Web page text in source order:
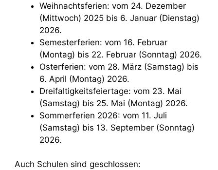
Weihnachtsferien: vom 24. Dezember
(Mittwoch) 2025 bis 6. Januar (Dienstag)
2026.
Semesterferien: vom 16. Februar
(Montag) bis 22. Februar (Sonntag) 2026.
Osterferien: vom 28. März (Samstag) bis
6. April (Montag) 2026.
Dreifaltigkeitsfeiertage: vom 23. Mai
(Samstag) bis 25. Mai (Montag) 2026.
Sommerferien 2026: vom 11. Juli
(Samstag) bis 13. September (Sonntag)
2026.
Auch Schulen sind geschlossen: